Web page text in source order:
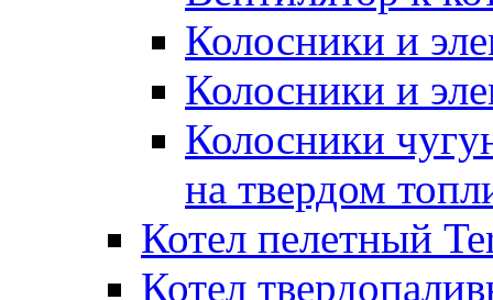
Колосники и
Колосники и
Колосники
на твердом
Котел пелетный
Котел